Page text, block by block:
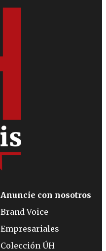
Anuncie con nosotros
Brand Voice
Empresariales
Colección ÚH